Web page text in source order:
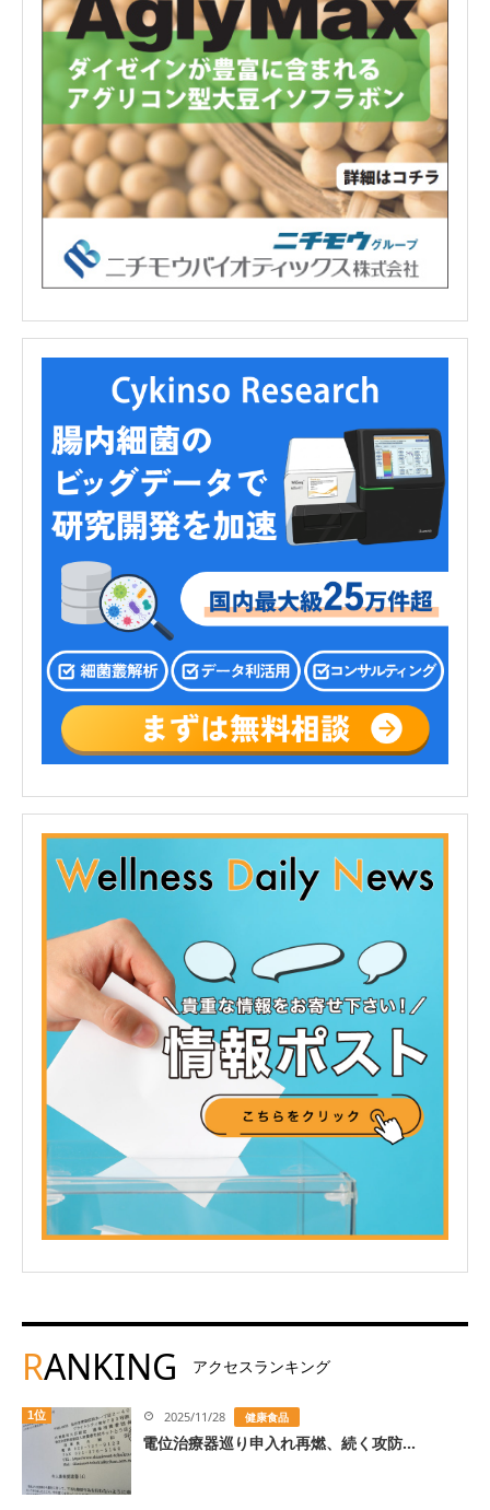
RANKING アクセスランキング
1位 2025/11/28 健康食品
電位治療器巡り申入れ再燃、続く攻防...